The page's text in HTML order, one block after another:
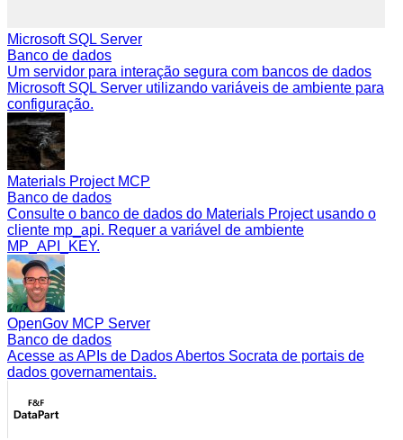
Microsoft SQL Server
Banco de dados
Um servidor para interação segura com bancos de dados
Microsoft SQL Server utilizando variáveis de ambiente para
configuração.
Materials Project MCP
Banco de dados
Consulte o banco de dados do Materials Project usando o
cliente mp_api. Requer a variável de ambiente
MP_API_KEY.
OpenGov MCP Server
Banco de dados
Acesse as APIs de Dados Abertos Socrata de portais de
dados governamentais.